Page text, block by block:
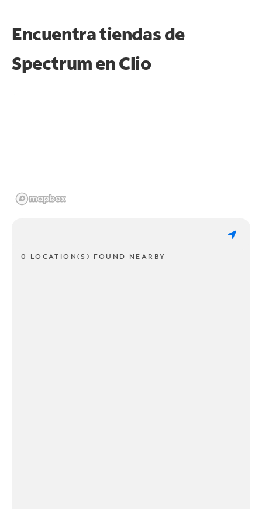
Encuentra tiendas de
Spectrum enClio
0 LOCATION(S) FOUND NEARBY